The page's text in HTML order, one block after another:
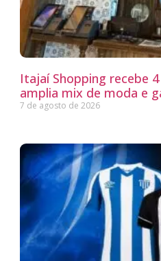
Itajaí Shopping recebe
amplia mix de moda e
7 de agosto de 2026